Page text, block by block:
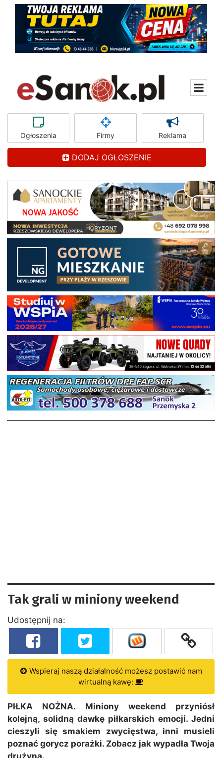
Ogłoszenia Firmy Reklama
DODAJ OGŁOSZENIE
Tak grali w miniony weekend
Udostępnij na:
Wspieraj naszą działalność możesz postawić nam
wirtualną kawę:
PIŁKA NOŻNA. Miniony weekend przyniósł
kolejną, solidną dawkę piłkarskich emocji. Jedni
cieszyli się smakiem zwycięstwa, inni musieli
poznać gorycz porażki. Zobacz jak wypadła Twoja